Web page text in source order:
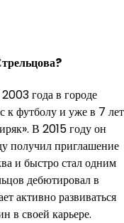
года в городе
к футболу и уже в 7 лет
В 2015 году он
получил приглашение
и быстро стал одним
дебютировал в
активно развиваться
в своей карьере.